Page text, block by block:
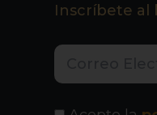
Inscríbete al